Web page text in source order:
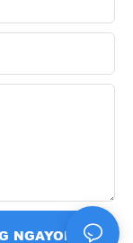
NGAYON